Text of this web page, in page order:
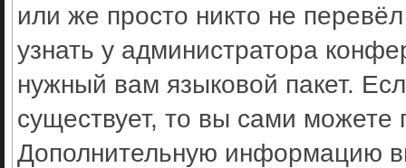
или же просто никто не
узнать у администратора
нужный вам языковой пакет.
существует, то вы сами можете
Дополнительную информацию